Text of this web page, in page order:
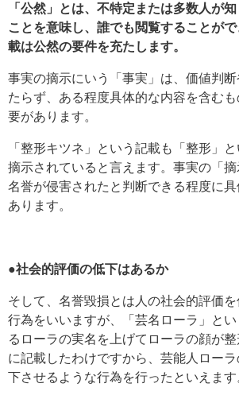
「公然」とは、不特定または多数人が
ことを意味し、誰でも閲覧することが
載は公然の要件を充たします。
事実の摘示にいう「事実」は、価値判
たらず、ある程度具体的な内容を含む
要があります。
「整形キツネ」という記載も「整形」
摘示されていると言えます。事実の「
名誉が侵害されたと判断できる程度に
あります。
●社会的評価の低下はあるか
そして、名誉毀損とは人の社会的評価
行為をいいますが、「芸名ローラ」と
るローラの実名を上げてローラの顔が
に記載したわけですから、芸能人ロー
下させるような行為を行ったといえます